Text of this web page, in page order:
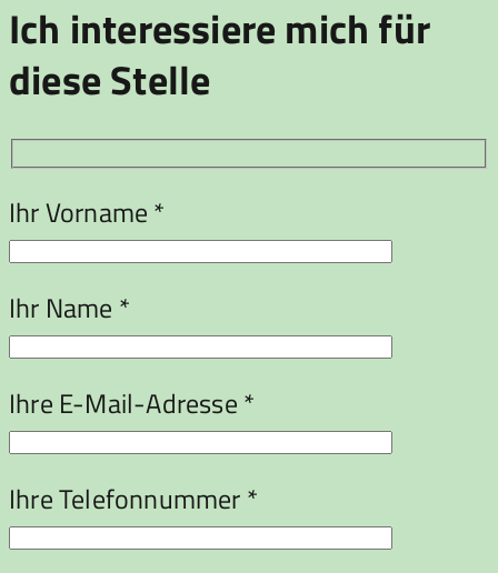
Ich interessiere mich für
diese Stelle
Ihr Vorname *
Ihr Name *
Ihre E-Mail-Adresse *
Ihre Telefonnummer *